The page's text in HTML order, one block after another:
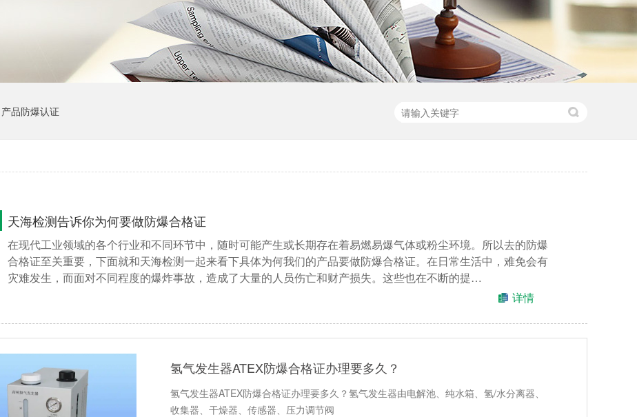
产品防爆认证
天海检测告诉你为何要做防爆合格证
在现代工业领域的各个行业和不同环节中，随时可能产生或长期存在着易燃易爆气体或粉尘环境。所以去的防爆
合格证至关重要，下面就和天海检测一起来看下具体为何我们的产品要做防爆合格证。在日常生活中，难免会有
灾难发生，而面对不同程度的爆炸事故，造成了大量的人员伤亡和财产损失。这些也在不断的提…
详情
氢气发生器ATEX防爆合格证办理要多久？
氢气发生器ATEX防爆合格证办理要多久？氢气发生器由电解池、纯水箱、氢/水分离器、
收集器、干燥器、传感器、压力调节阀